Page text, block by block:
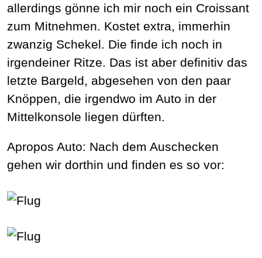
allerdings gönne ich mir noch ein Croissant
zum Mitnehmen. Kostet extra, immerhin
zwanzig Schekel. Die finde ich noch in
irgendeiner Ritze. Das ist aber definitiv das
letzte Bargeld, abgesehen von den paar
Knöppen, die irgendwo im Auto in der
Mittelkonsole liegen dürften.
Apropos Auto: Nach dem Auschecken
gehen wir dorthin und finden es so vor: